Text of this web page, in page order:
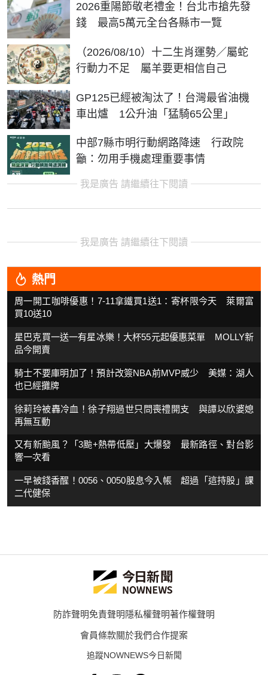
2026重陽節敬老禮金！台北市搶先發
錢 最高5萬元全台各縣市一覽
（2026/08/10）十二生肖運勢／屬蛇
行動力不足 屬羊要更相信自己
GP125已經被淘汰了！台灣最省油機
車出爐 1公升油「猛騎65公里」
中部7縣市明行動網路降速 行政院
籲：勿用手機處理重要事情
我是廣告 請繼續往下閱讀
我是廣告 請繼續往下閱讀
熱門
周一開工咖啡優惠！7-11拿鐵買1送1：寄杯限今天 萊爾富
買10送10
星巴克買一送一有星冰樂！大杯55元起優惠菜單 MOLLY新
品今開賣
騎士不要庫明加了！預計改簽NBA前MVP威少 美媒：湖人
也已經攤牌
徐莉玲被轟冷血！徐子翔過世只問喪禮開支 與譚以欣婆媳
再無互動
又有新颱風？「3颱+熱帶低壓」大爆發 最新路徑、對台影
響一次看
一早被錢香醒！0056、0050股息今入帳 超過「這持股」課
二代健保
防詐聲明免責聲明隱私權聲明著作權聲明
會員條款關於我們合作提案
追蹤NOWNEWS今日新聞